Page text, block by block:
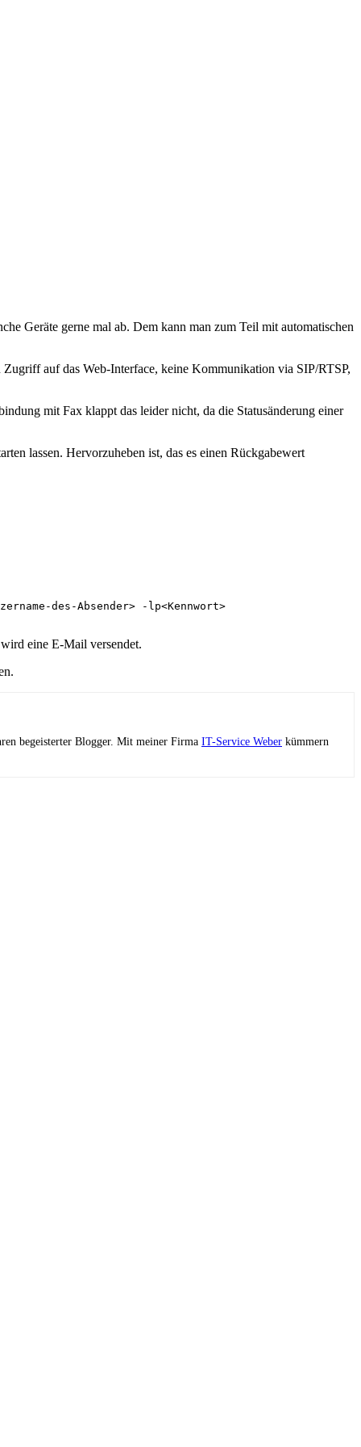
Geräte gerne mal ab. Dem kann man zum Teil mit automatischen
auf das Web-Interface, keine Kommunikation via SIP/RTSP,
mit Fax klappt das leider nicht, da die Statusänderung einer
lassen. Hervorzuheben ist, das es einen Rückgabewert
des-Absender> -lp<Kennwort>
eine E-Mail versendet.
begeisterter Blogger. Mit meiner Firma IT-Service Weber kümmern